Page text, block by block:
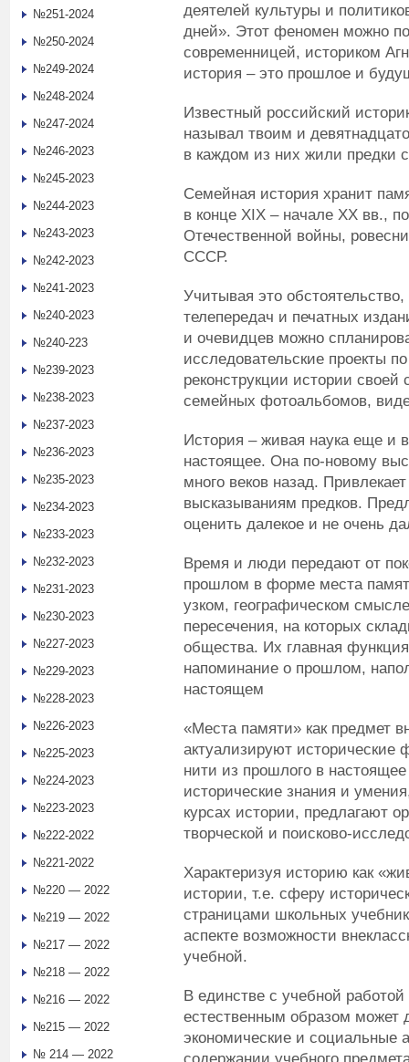
деятелей культуры и
дней». Этот феномен можно
современницей, историком
история – это прошлое и
Известный российский
называл твоим и
в каждом из них жили предки
Семейная история хранит
в конце XIX – начале XX вв.,
Отечественной войны,
СССР.
Учитывая это
телепередач и печатных
и очевидцев можно
исследовательские проекты
реконструкции истории
семейных фотоальбомов,
История – живая наука еще и
настоящее. Она по-новому
много веков назад.
высказываниям предков.
оценить далекое и не очень
Время и люди передают от
прошлом в форме места
узком, географическом
пересечения, на которых
общества. Их главная
напоминание о прошлом,
настоящем
«Места памяти» как предмет
актуализируют исторические
нити из прошлого в
исторические знания и
курсах истории, предлагают
творческой и поисково-
Характеризуя историю как
истории, т.е. сферу
страницами школьных
аспекте возможности
учебной.
В единстве с учебной
естественным образом может
экономические и
содержании учебного
№251-2024
№250-2024
№249-2024
№248-2024
№247-2024
№246-2023
№245-2023
№244-2023
№243-2023
№242-2023
№241-2023
№240-2023
№240-223
№239-2023
№238-2023
№237-2023
№236-2023
№235-2023
№234-2023
№233-2023
№232-2023
№231-2023
№230-2023
№227-2023
№229-2023
№228-2023
№226-2023
№225-2023
№224-2023
№223-2023
№222-2022
№221-2022
№220 — 2022
№219 — 2022
№217 — 2022
№218 — 2022
№216 — 2022
№215 — 2022
№ 214 — 2022